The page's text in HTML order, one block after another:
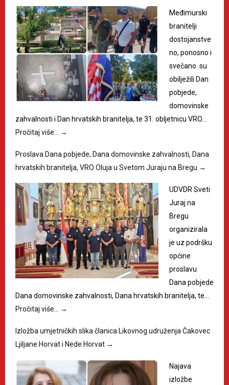
Međimurski
branitelji
dostojanstve
no, ponosno i
svečano su
obilježili Dan
pobjede,
domovinske
zahvalnosti i Dan hrvatskih branitelja, te 31. obljetnicu VRO…
Pročitaj više… →
Proslava Dana pobjede, Dana domovinske zahvalnosti, Dana
hrvatskih branitelja, VRO Oluja u Svetom Juraju na Bregu →
UDVDR Sveti
Juraj na
Bregu
organizirala
je uz podršku
općine
proslavu
Dana pobjede
Dana domovinske zahvalnosti, Dana hrvatskih branitelja, te…
Pročitaj više… →
Izložba umjetničkih slika članica Likovnog udruženja Čakovec
Ljiljane Horvat i Nede Horvat →
Najava
izložbe